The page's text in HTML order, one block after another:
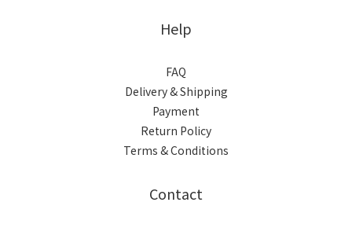
Help
FAQ
Delivery & Shipping
Payment
Return Policy
Terms & Conditions
Contact